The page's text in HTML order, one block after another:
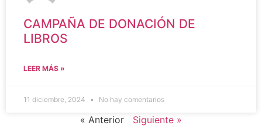
CAMPAÑA DE DONACIÓN DE
LIBROS
LEER MÁS »
11 diciembre, 2024 No hay comentarios
« Anterior Siguiente »